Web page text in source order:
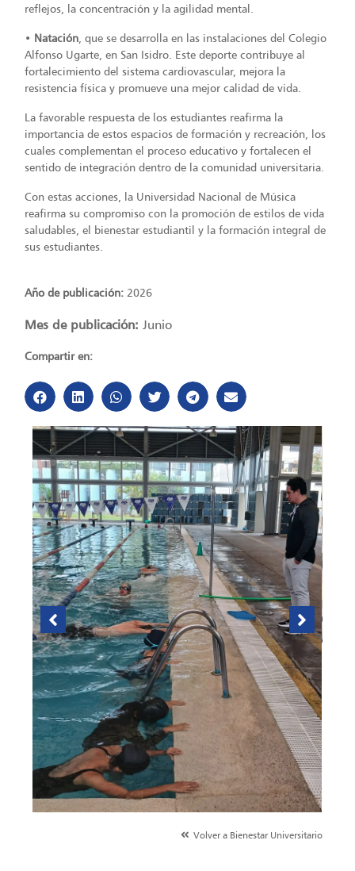
reflejos, la concentración y la agilidad mental.
• Natación , que se desarrolla en las instalaciones del Colegio
Alfonso Ugarte, en San Isidro. Este deporte contribuye al
fortalecimiento del sistema cardiovascular, mejora la
resistencia física y promueve una mejor calidad de vida.
La favorable respuesta de los estudiantes reafirma la
importancia de estos espacios de formación y recreación, los
cuales complementan el proceso educativo y fortalecen el
sentido de integración dentro de la comunidad universitaria.
Con estas acciones, la Universidad Nacional de Música
reafirma su compromiso con la promoción de estilos de vida
saludables, el bienestar estudiantil y la formación integral de
sus estudiantes.
Año de publicación: 2026
Mes de publicación:Junio
Compartir en:
Volver a Bienestar Universitario